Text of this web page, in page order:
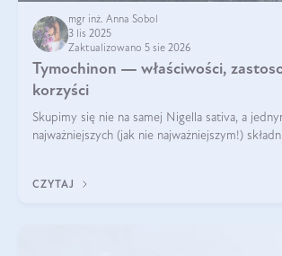
mgr inż. Anna Sobol
3 lis 2025
Zaktualizowano 5 sie 2026
Tymochinon — właściwości,
korzyści
Skupimy się nie na samej Nigella sativa, a
najważniejszych (jak nie najważniejszym!)
CZYTAJ